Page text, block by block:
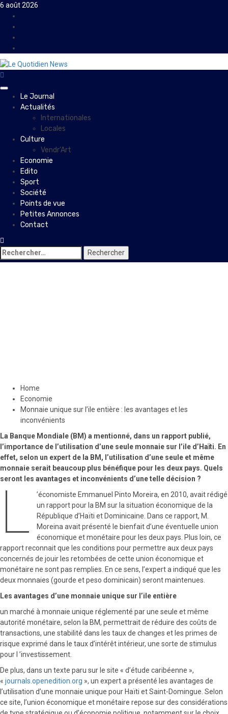
Skip
content
6 août 2026
PrimaryLe Journal
Actualités
Internationales
Locales
Culture
Vendr’Art
Economie
Edito
Sport
Société
Points de vue
Petites Annonces
Contact
Rechercher :
Home
Economie
Monnaie unique sur l’ile entière : les avantages et les
inconvénients
La Banque Mondiale (BM) a mentionné, dans un rapport publié,
l’importance de l’utilisation d’une seule monnaie sur l’ile d’Haïti. En
effet, selon un expert de la BM, l’utilisation d’une seule et même
monnaie serait beaucoup plus bénéfique pour les deux pays. Quels
seront les avantages et inconvénients d’une telle décision ?
L
’économiste Emmanuel Pinto Moreira, en 2010, avait rédigé
un rapport pour la BM sur la situation économique de la
République d’Haïti et Dominicaine. Dans ce rapport, M.
Moreina avait présenté le bienfait d’une éventuelle union
économique et monétaire pour les deux pays. Plus loin, ce
rapport reconnait que les conditions pour permettre aux deux pays
concernés de jouir les retombées de cette union économique et
monétaire ne sont pas remplies. En ce sens, l’expert a indiqué que les
deux monnaies (gourde et peso dominicain) seront maintenues.
Les avantages d’une monnaie unique sur l’ile entière
un marché à monnaie unique réglementé par une seule et même
autorité monétaire, selon la BM, permettrait de réduire des coûts de
transactions, une stabilité dans les taux de changes et les primes de
risque exprimé dans le taux d’intérêt intérieur, une sorte de stimulus
pour l ’investissement.
De plus, dans un texte paru sur le site « d’étude caribéenne »,
« journals.openedition.org », un expert a présenté les avantages de
l’utilisation d’une monnaie unique pour Haïti et Saint-Domingue. Selon
ce site, l’union économique et monétaire repose sur des considérations